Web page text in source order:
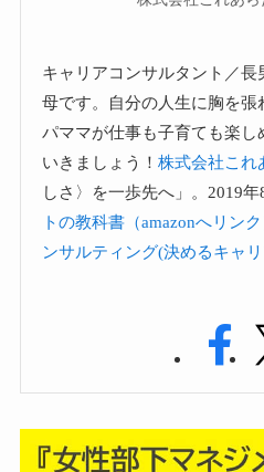
キャリアコンサルタント／
母です。自分の人生に胸を
パママが仕事も子育ても楽し
いきましょう！株式会社これ
しさ〉を一歩先へ」。2019年
トの教科書（amazonへリンク
ンサルティング(決めるキャリ